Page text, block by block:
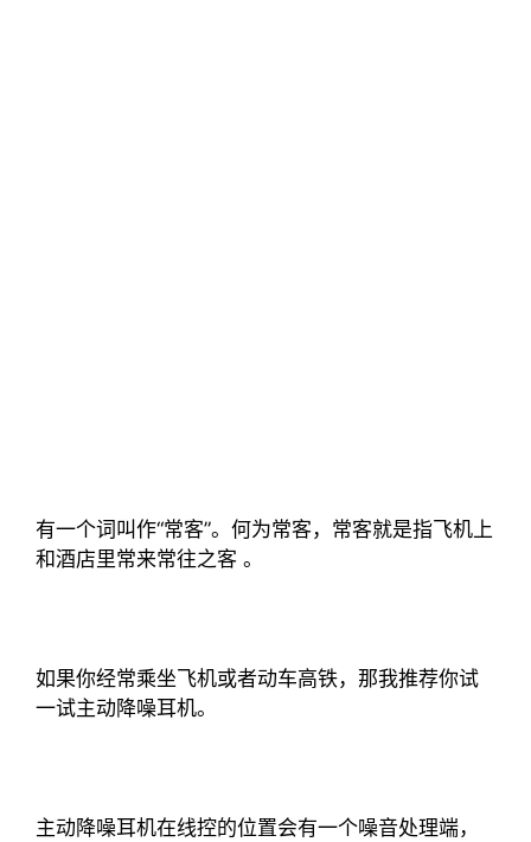
有一个词叫作“常客”。何为常客，常客就是指飞机上
和酒店里常来常往之客 。
如果你经常乘坐飞机或者动车高铁，那我推荐你试
一试主动降噪耳机。
主动降噪耳机在线控的位置会有一个噪音处理端，